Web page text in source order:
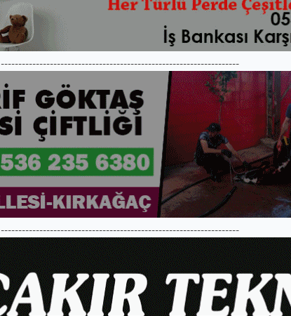
--------------------------------------------------------------------
--------------------------------------------------------------------